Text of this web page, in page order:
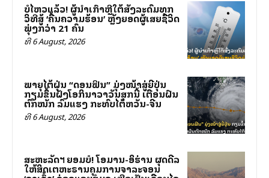
ບໍ່ໄຫວແລ້ວ! ຜູ້ນຳເກົາຫຼີໃຕ້ສັ່ງລະດົມທຸກ
ວິທີສູ້ ‘ຄື້ນຄວາມຮ້ອນ’ ຫຼັງຍອດຜູ້ເສຍຊີວິດ
ພຸ່ງກວ່າ 21 ຄົນ
ທີ 6 August, 2026
ພາຍຸໄຕ້ຝຸ່ນ “ດອນຟິນ” ມຸ່ງໜ້າສູ່ຍີ່ປຸ່ນ
ກຽມຂຶ້ນຝັ່ງໂອກິນາວາວັນສຸກນີ້ ເຕືອນຝົນ
ຕົກໜັກ ລົມແຮງ ກະທົບໄຕ້ຫວັນ-ຈີນ
ທີ 6 August, 2026
ສະຫະລັດฯ ຍອມບໍ່! ໂອມານ-ອິຮ່ານ ຜຸດດີລ
ໃຫ້ສິດເຕຫະຣານຄຸມການຈາລະຈອນ